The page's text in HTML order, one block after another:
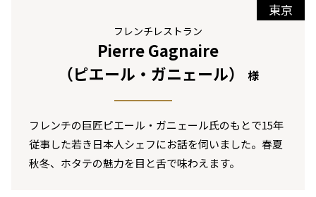
東京
フレンチレストラン
Pierre Gagnaire
（ピエール・ガニェール）
様
フレンチの巨匠ピエール・ガニェール氏のもとで15年
従事した若き日本人シェフにお話を伺いました。春夏
秋冬、ホタテの魅力を目と舌で味わえます。